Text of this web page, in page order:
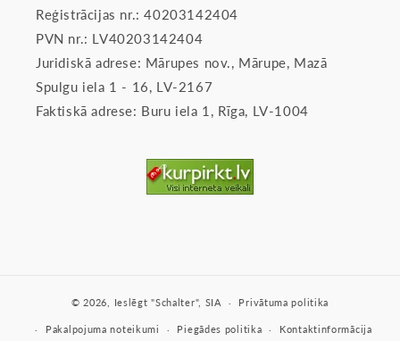
Reģistrācijas nr.: 40203142404
PVN nr.: LV40203142404
Juridiskā adrese: Mārupes nov., Mārupe, Mazā
Spulgu iela 1 - 16, LV-2167
Faktiskā adrese: Buru iela 1, Rīga, LV-1004
© 2026, Ieslēgt "Schalter", SIA Privātuma politika
Pakalpojuma noteikumi Piegādes politika Kontaktinformācija